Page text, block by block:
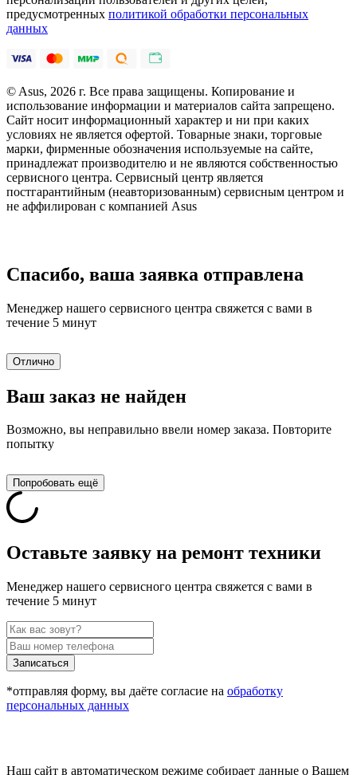
предусмотренных политикой обработки персональных
данных
© Asus, 2026 г. Все права защищены. Копирование и
использование информации и материалов сайта запрещено.
Сайт носит информационный характер и ни при каких
условиях не является офертой. Товарные знаки, торговые
марки, фирменные обозначения используемые на сайте,
принадлежат производителю и не являются собственностью
сервисного центра. Сервисный центр является
постгарантийным (неавторизованным) сервисным центром и
не аффилирован с компанией Asus
Спасибо, ваша заявка отправлена
Менеджер нашего сервисного центра свяжется с вами в
течение 5 минут
Отлично
Ваш заказ не найден
Возможно, вы неправильно ввели номер заказа. Повторите
попытку
Попробовать ещё
Оставьте заявку на ремонт техники
Менеджер нашего сервисного центра свяжется с вами в
течение 5 минут
Записаться
*отправляя форму, вы даёте согласие на обработку
персональных данных
Наш сайт в автоматическом режиме собирает данные о Вашем